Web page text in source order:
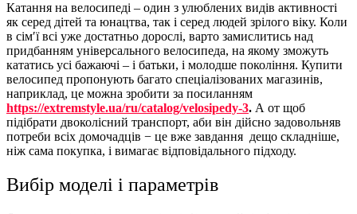
Катання на велосипеді – один з улюблених видів активності
як серед дітей та юнацтва, так і серед людей зрілого віку. Коли
в сім′ї всі уже достатньо дорослі, варто замислитись над
придбанням універсального велосипеда, на якому зможуть
кататись усі бажаючі – і батьки, і молодше покоління. Купити
велосипед пропонують багато спеціалізованих магазинів,
наприклад, це можна зробити за посиланням
https://extremstyle.ua/ru/catalog/velosipedy-3. А от щоб
підібрати двоколісний транспорт, аби він дійсно задовольняв
потреби всіх домочадців − це вже завдання дещо складніше,
ніж сама покупка, і вимагає відповідального підходу.
Вибір моделі і параметрів